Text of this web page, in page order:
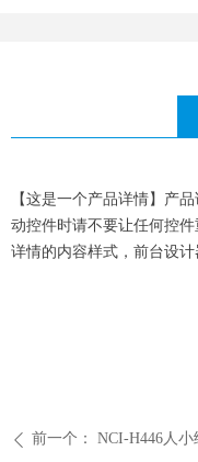
【这是一个产品详情】产
动控件时请不要让任何控
详情的内容样式，前台设计
ꄴ 前一个： NCI-H446人